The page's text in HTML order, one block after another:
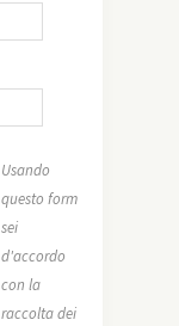
Usando
questo form
sei
d'accordo
con la
raccolta dei